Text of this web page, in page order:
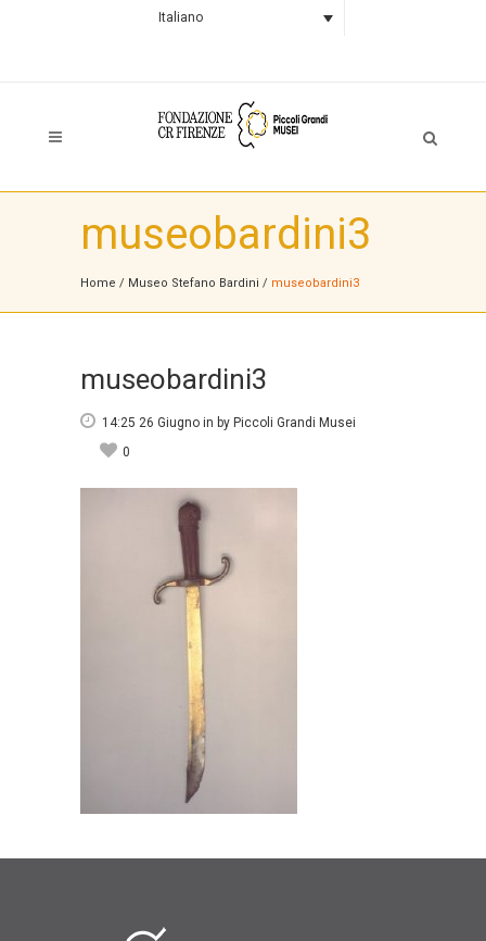
Italiano
museobardini3
Home / Museo Stefano Bardini / museobardini3
museobardini3
14:25 26 Giugno in by Piccoli Grandi Musei
0